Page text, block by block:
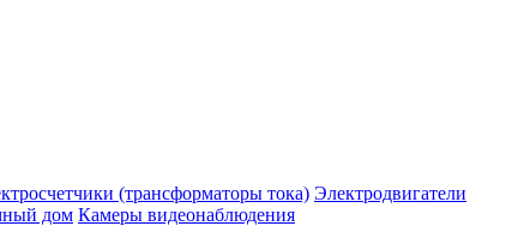
(трансформаторы тока) Электродвигатели
дом Камеры видеонаблюдения